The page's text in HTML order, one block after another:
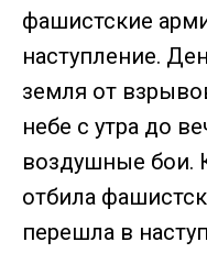
фашистские
наступление.
земля от
небе с утра до
воздушные бои.
отбила
перешла в